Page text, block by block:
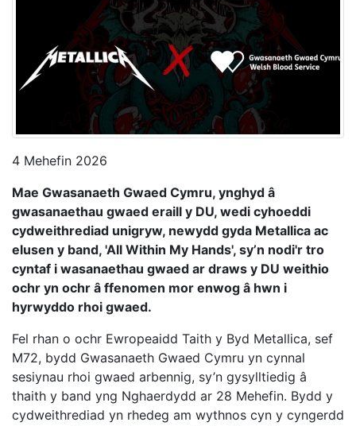
4 Mehefin 2026
Mae Gwasanaeth Gwaed Cymru, ynghyd â
gwasanaethau gwaed eraill y DU, wedi cyhoeddi
cydweithrediad unigryw, newydd gyda Metallica ac
elusen y band, 'All Within My Hands', sy’n nodi'r tro
cyntaf i wasanaethau gwaed ar draws y DU weithio
ochr yn ochr â ffenomen mor enwog â hwn i
hyrwyddo rhoi gwaed.
Fel rhan o ochr Ewropeaidd Taith y Byd Metallica, sef
M72, bydd Gwasanaeth Gwaed Cymru yn cynnal
sesiynau rhoi gwaed arbennig, sy’n gysylltiedig â
thaith y band yng Nghaerdydd ar 28 Mehefin. Bydd y
cydweithrediad yn rhedeg am wythnos cyn y cyngerdd